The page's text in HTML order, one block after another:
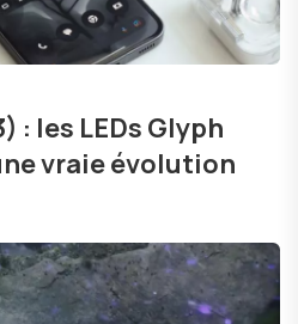
: les LEDs Glyph
vraie évolution